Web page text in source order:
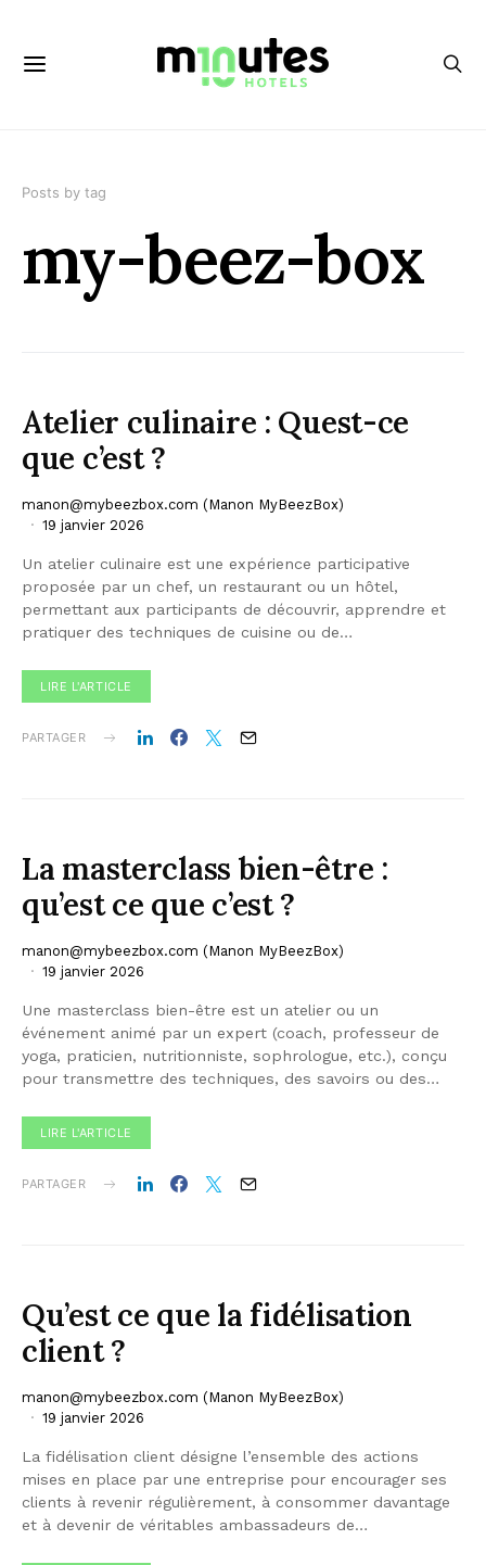
Posts by tag
my-beez-box
Atelier culinaire : Quest-ce
que c’est ?
manon@mybeezbox.com (Manon MyBeezBox)
19 janvier 2026
Un atelier culinaire est une expérience participative
proposée par un chef, un restaurant ou un hôtel,
permettant aux participants de découvrir, apprendre et
pratiquer des techniques de cuisine ou de…
LIRE L'ARTICLE
PARTAGER
La masterclass bien-être :
qu’est ce que c’est ?
manon@mybeezbox.com (Manon MyBeezBox)
19 janvier 2026
Une masterclass bien-être est un atelier ou un
événement animé par un expert (coach, professeur de
yoga, praticien, nutritionniste, sophrologue, etc.), conçu
pour transmettre des techniques, des savoirs ou des…
LIRE L'ARTICLE
PARTAGER
Qu’est ce que la fidélisation
client ?
manon@mybeezbox.com (Manon MyBeezBox)
19 janvier 2026
La fidélisation client désigne l’ensemble des actions
mises en place par une entreprise pour encourager ses
clients à revenir régulièrement, à consommer davantage
et à devenir de véritables ambassadeurs de…